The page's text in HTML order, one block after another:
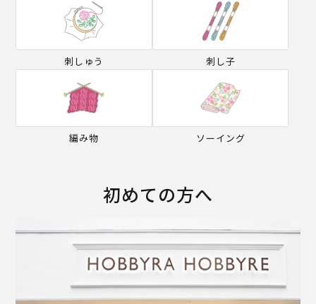
刺しゅう 刺し子
編み物 ソーイング
初めての方へ